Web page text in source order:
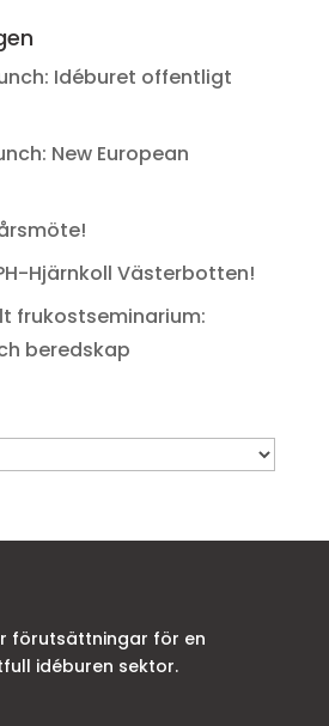
Idéburet offentligt
New European
Hjärnkoll Västerbotten!
frukostseminarium:
beredskap
förutsättningar för en
idéburen sektor.